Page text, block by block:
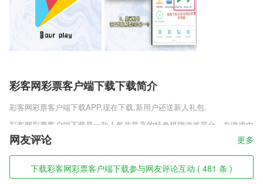
彩客网彩票客户端下载下载简介
彩客网彩票客户端下载APP,现在下载,新用户还送新人礼包.
彩客网彩票客户端下载是一款人气非常高的特色棋牌游戏平台，在游戏中
拥有非常丰富的且极具特色的棋牌游戏玩法内容，在这个非常出色的棋牌
之中，玩家可以享受到非常精美的棋牌游戏挑战体验，各种没有卡顿的棋
牌挑战玩法，喜欢的朋友可千万别错了。
彩客网彩票客户端下载软件特色
网友评论 更多
下载彩客网彩票客户端下载参与网友评论互动 ( 481 条 )